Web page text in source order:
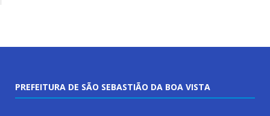
PREFEITURA DE SÃO SEBASTIÃO DA BOA VISTA